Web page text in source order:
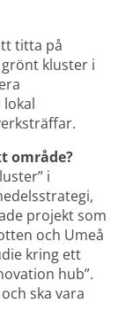
titta på
kluster i
område?
i
projekt som
och Umeå
kring ett
hub”.
ska vara